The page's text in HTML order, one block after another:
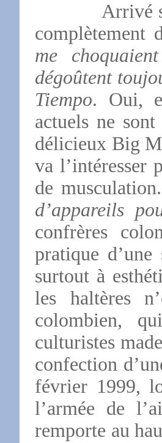
Arrivé sur
me
dégoûtent
Tiempo. Oui,
actuels ne
délicieux Big
va l’intéresser
de
d’appareils
confrères
pratique d’une
surtout à
les haltères
colombien,
culturistes
confection
février 1999,
l’armée de
remporte au